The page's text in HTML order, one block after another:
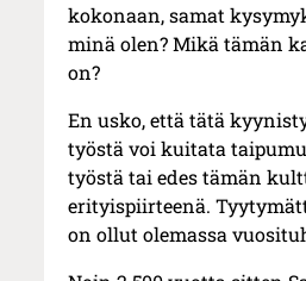
kokonaan, samat
minä olen? Mikä tämän
on?
En usko, että tätä
työstä voi kuitata
työstä tai edes tämän
erityispiirteenä.
on ollut olemassa